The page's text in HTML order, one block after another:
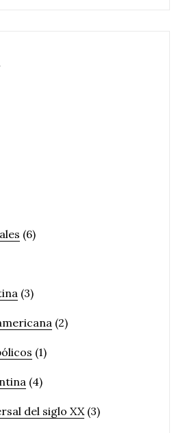
(6)
(3)
(2)
(1)
(4)
del siglo XX(3)